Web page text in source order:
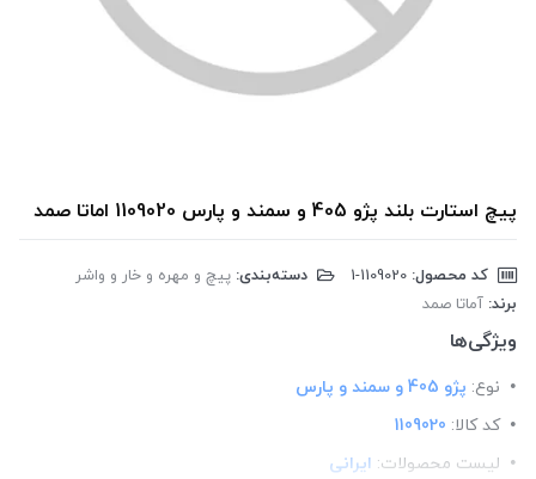
پیچ استارت بلند پژو 405 و سمند و پارس 1109020 اماتا صمد
کد محصول: دسته‌بندی: پیچ و مهره و خار و واشر
برند: آماتا صمد
ویژگی‌ها
نوع: پژو 405 و سمند و پارس
کد کالا: 1109020
لیست محصولات: ایرانی